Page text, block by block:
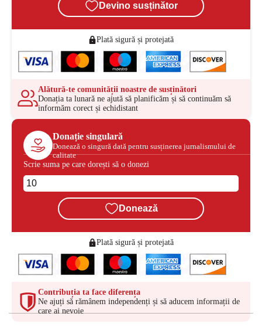
Devino susținător
Plată sigură și protejată
Alătură-te comunității noastre de susținători
Donația ta lunară ne ajută să planificăm și să continuăm să
informăm corect și echidistant
Donație singulară
Donează o singură dată pentru susținerea jurnalismului de
calitate
Scrie suma pe care dorești să o donezi
Donează
Plată sigură și protejată
Contribuția ta face diferența
Ne ajuți să rămânem independenți și să aducem informații de
care ai nevoie